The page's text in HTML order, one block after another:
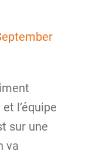
l’équipe
sur une
va